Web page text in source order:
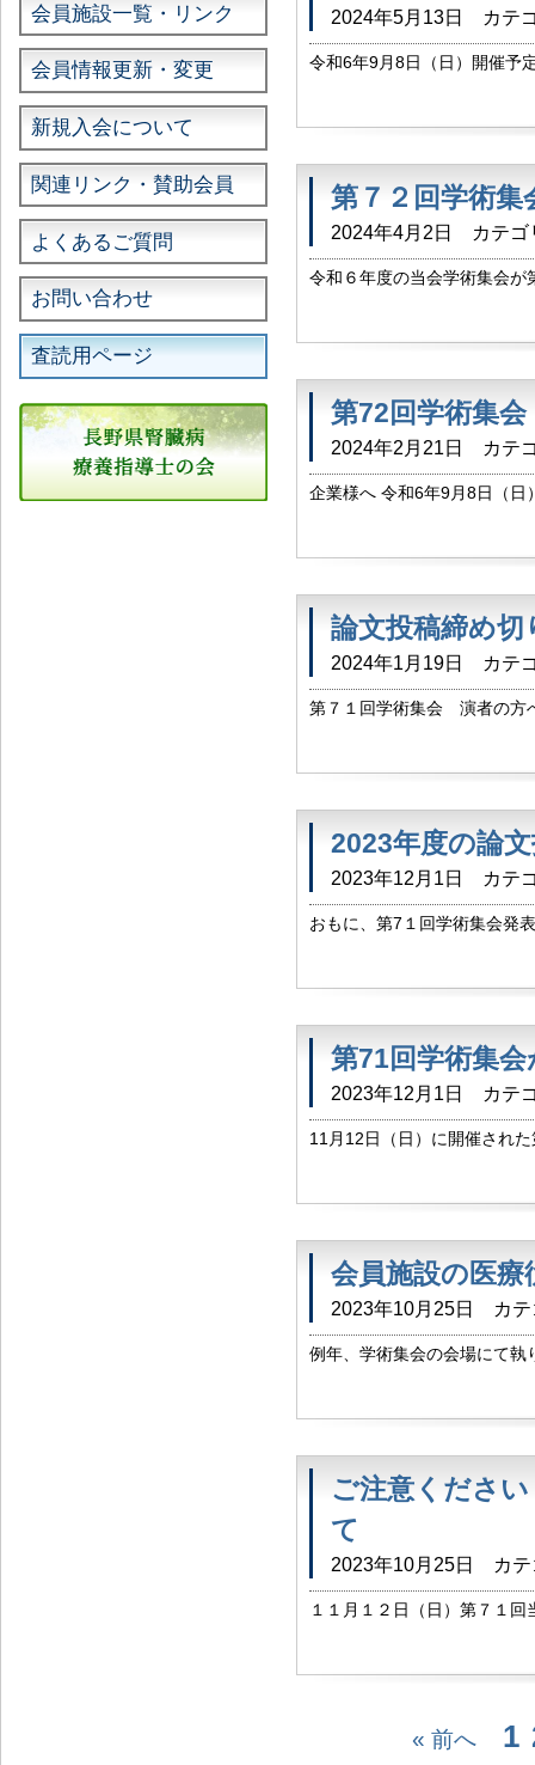
2024年5月13日 カテ
令和6年9月8日（日）開催予
第７２回学術集
2024年4月2日 カテ
令和６年度の当会学術集会が
第72回学術集
2024年2月21日 カテ
企業様へ 令和6年9月8日（日
論文投稿締め
2024年1月19日 カテ
第７１回学術集会 演者の方
2023年度の論
2023年12月1日 カテ
おもに、第7１回学術集会発
第71回学術集
2023年12月1日 カテ
11月12日（日）に開催され
会員施設の医
2023年10月25日 カ
例年、学術集会の会場にて執
ご注意くださ
て
2023年10月25日 カ
１１月１２日（日）第７１
« 前へ 1
会員施設一覧・リンク
会員情報更新・変更
新規入会について
関連リンク・賛助会員
よくあるご質問
お問い合わせ
査読用ページ